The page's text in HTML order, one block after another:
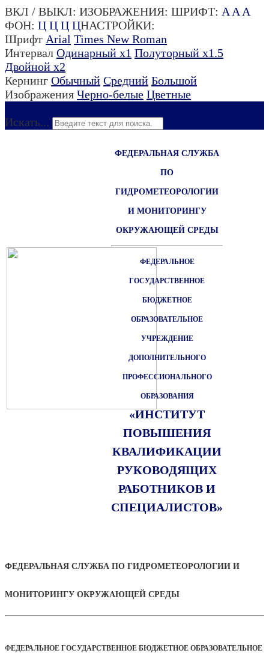
ВКЛ / ВЫКЛ: ИЗОБРАЖЕНИЯ: ШРИФТ: A A A
ФОН: Ц Ц Ц ЦНАСТРОЙКИ:
Шрифт Arial Times New Roman
Интервал Одинарный х1 Полуторный х1.5
Двойной х2
Кернинг Обычный Средний Большой
Изображения Черно-белые Цветные
Искать...
ФЕДЕРАЛЬНАЯ СЛУЖБА
ПО
ГИДРОМЕТЕОРОЛОГИИ
И МОНИТОРИНГУ
ОКРУЖАЮЩЕЙ СРЕДЫ
ФЕДЕРАЛЬНОЕ
ГОСУДАРСТВЕННОЕ
БЮДЖЕТНОЕ
ОБРАЗОВАТЕЛЬНОЕ
УЧРЕЖДЕНИЕ
ДОПОЛНИТЕЛЬНОГО
ПРОФЕССИОНАЛЬНОГО
ОБРАЗОВАНИЯ
«ИНСТИТУТ
ПОВЫШЕНИЯ
КВАЛИФИКАЦИИ
РУКОВОДЯЩИХ
РАБОТНИКОВ И
СПЕЦИАЛИСТОВ»
ФЕДЕРАЛЬНАЯ СЛУЖБА ПО ГИДРОМЕТЕОРОЛОГИИ И
МОНИТОРИНГУ ОКРУЖАЮЩЕЙ СРЕДЫ
ФЕДЕРАЛЬНОЕ ГОСУДАРСТВЕННОЕ БЮДЖЕТНОЕ ОБРАЗОВАТЕЛЬНОЕ